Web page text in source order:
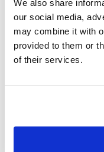
We also share
our social media,
may combine it with
provided to them or
of their services.
Zendesk Token mit
über 800.000
info@archive.org
Die E-Mail dient als
Angriffsmethoden
es ein weiterer
Falle eines